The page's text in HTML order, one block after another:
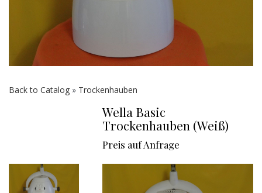
Back to Catalog Trockenhauben
Wella Basic
Trockenhauben (Weiß)
Preis auf Anfrage